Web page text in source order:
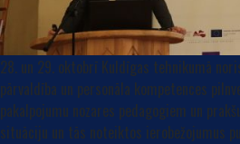
28. un 29. oktobrī Kuldīgas tehnikumā
pārvaldība un personāla kompetences
pakalpojumu nozares pedagogiem un
situāciju un tās noteiktos ierobežojumus